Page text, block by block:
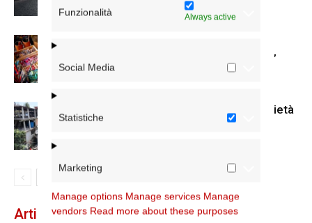
Funzionalità Always active
Social Media
Statistiche
Marketing
Manage options Manage services Manage
vendors Read more about these purposes
borsa di studio Caritas “Arte è vita”
Terremoto in Venezuela: la solidarietà
Articoli recenti